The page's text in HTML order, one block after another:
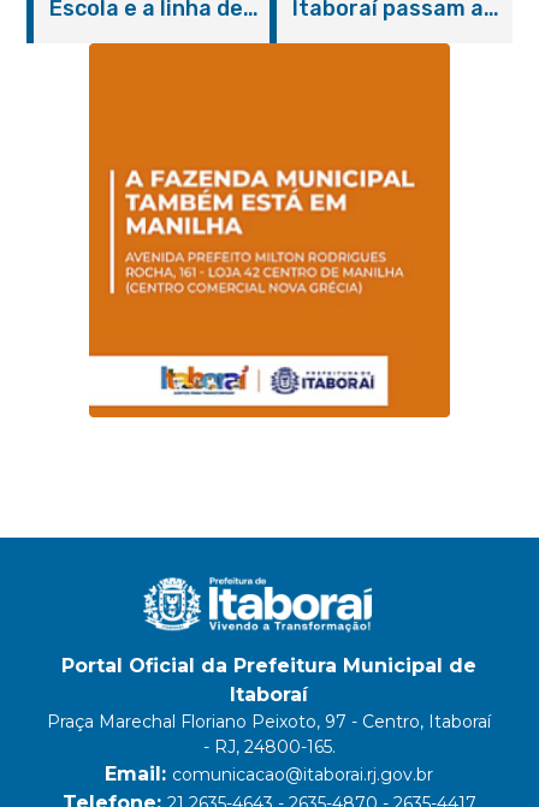
orientações
Escola e a linha de
Magalhães Seabra
Itaboraí passam a
Portal Oficial da Prefeitura Municipal de
Itaboraí
Praça Marechal Floriano Peixoto, 97 - Centro, Itaboraí
- RJ, 24800-165.
Email: comunicacao@itaborai.rj.gov.br
Telefone: